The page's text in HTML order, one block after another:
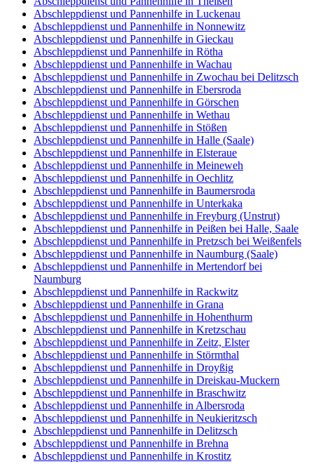
Abschleppdienst und Pannenhilfe in Luckenau
Abschleppdienst und Pannenhilfe in Nonnewitz
Abschleppdienst und Pannenhilfe in Gieckau
Abschleppdienst und Pannenhilfe in Rötha
Abschleppdienst und Pannenhilfe in Wachau
Abschleppdienst und Pannenhilfe in Zwochau bei Delitzsch
Abschleppdienst und Pannenhilfe in Ebersroda
Abschleppdienst und Pannenhilfe in Görschen
Abschleppdienst und Pannenhilfe in Wethau
Abschleppdienst und Pannenhilfe in Stößen
Abschleppdienst und Pannenhilfe in Halle (Saale)
Abschleppdienst und Pannenhilfe in Elsteraue
Abschleppdienst und Pannenhilfe in Meineweh
Abschleppdienst und Pannenhilfe in Oechlitz
Abschleppdienst und Pannenhilfe in Baumersroda
Abschleppdienst und Pannenhilfe in Unterkaka
Abschleppdienst und Pannenhilfe in Freyburg (Unstrut)
Abschleppdienst und Pannenhilfe in Peißen bei Halle, Saale
Abschleppdienst und Pannenhilfe in Pretzsch bei Weißenfels
Abschleppdienst und Pannenhilfe in Naumburg (Saale)
Abschleppdienst und Pannenhilfe in Mertendorf bei
Naumburg
Abschleppdienst und Pannenhilfe in Rackwitz
Abschleppdienst und Pannenhilfe in Grana
Abschleppdienst und Pannenhilfe in Hohenthurm
Abschleppdienst und Pannenhilfe in Kretzschau
Abschleppdienst und Pannenhilfe in Zeitz, Elster
Abschleppdienst und Pannenhilfe in Störmthal
Abschleppdienst und Pannenhilfe in Droyßig
Abschleppdienst und Pannenhilfe in Dreiskau-Muckern
Abschleppdienst und Pannenhilfe in Braschwitz
Abschleppdienst und Pannenhilfe in Albersroda
Abschleppdienst und Pannenhilfe in Neukieritzsch
Abschleppdienst und Pannenhilfe in Delitzsch
Abschleppdienst und Pannenhilfe in Brehna
Abschleppdienst und Pannenhilfe in Krostitz